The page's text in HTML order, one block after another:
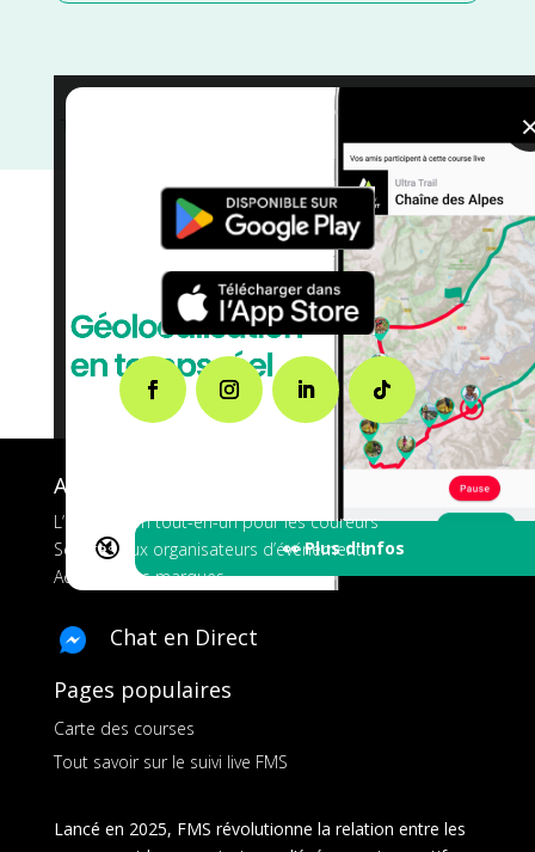
🔇 👀 Plus d'Infos
Trail
courses/Avril
A propos de FMS
L’application tout-en-un pour les coureurs
Services aux organisateurs d’événements
Ads pour les marques
Chat en Direct
Pages populaires
Carte des courses
Tout savoir sur le suivi live FMS
Lancé en 2025, FMS révolutionne la relation entre les